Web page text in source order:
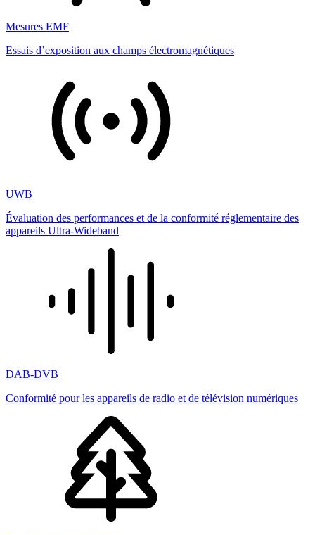
Mesures EMF
Essais d’exposition aux champs électromagnétiques
UWB
Évaluation des performances et de la conformité réglementaire des
appareils Ultra-Wideband
DAB-DVB
Conformité pour les appareils de radio et de télévision numériques